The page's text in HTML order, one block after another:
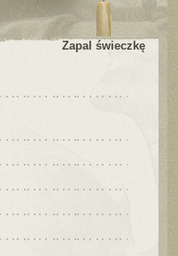
Zapal świeczkę